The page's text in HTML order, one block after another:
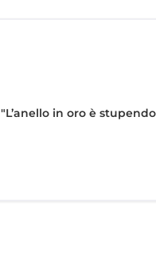
"L’anello in oro è